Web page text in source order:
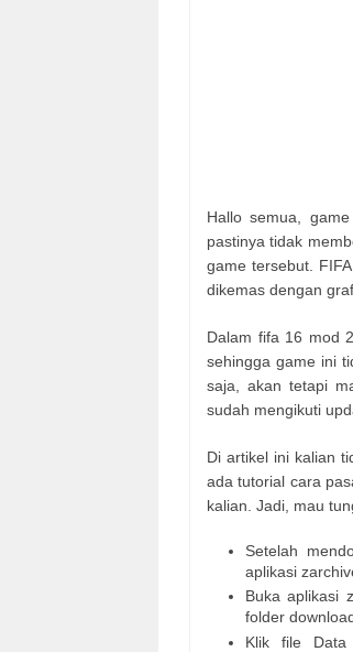
Hallo semua,
pastinya tidak
game tersebut.
dikemas dengan
Dalam fifa 16 mod
sehingga game ini
saja, akan tetapi
sudah mengikuti
Di artikel ini kalian
ada tutorial cara
kalian. Jadi, mau
Setelah
aplikasi
Buka aplikasi
folder
Klik file